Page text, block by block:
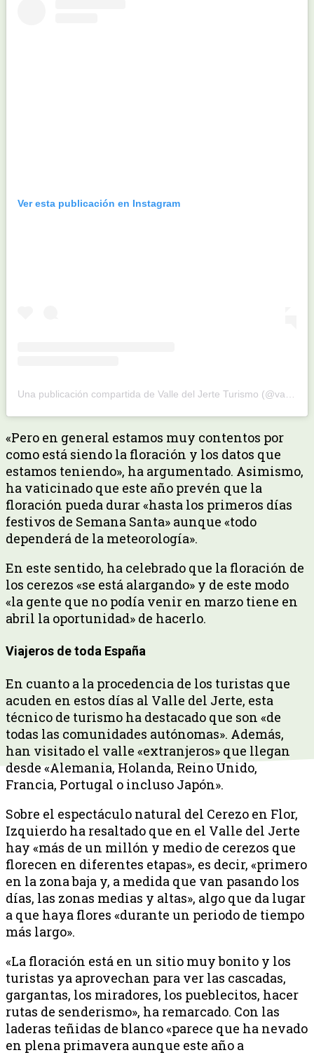
Ver esta publicación en Instagram
Una publicación compartida de Valle del Jerte Turismo (@valledeljerte_turismo)
«Pero en general estamos muy contentos por
como está siendo la floración y los datos que
estamos teniendo», ha argumentado. Asimismo,
ha vaticinado que este año prevén que la
floración pueda durar «hasta los primeros días
festivos de Semana Santa» aunque «todo
dependerá de la meteorología».
En este sentido, ha celebrado que la floración de
los cerezos «se está alargando» y de este modo
«la gente que no podía venir en marzo tiene en
abril la oportunidad» de hacerlo.
Viajeros de toda España
En cuanto a la procedencia de los turistas que
acuden en estos días al Valle del Jerte, esta
técnico de turismo ha destacado que son «de
todas las comunidades autónomas». Además,
han visitado el valle «extranjeros» que llegan
desde «Alemania, Holanda, Reino Unido,
Francia, Portugal o incluso Japón».
Sobre el espectáculo natural del Cerezo en Flor,
Izquierdo ha resaltado que en el Valle del Jerte
hay «más de un millón y medio de cerezos que
florecen en diferentes etapas», es decir, «primero
en la zona baja y, a medida que van pasando los
días, las zonas medias y altas», algo que da lugar
a que haya flores «durante un periodo de tiempo
más largo».
«La floración está en un sitio muy bonito y los
turistas ya aprovechan para ver las cascadas,
gargantas, los miradores, los pueblecitos, hacer
rutas de senderismo», ha remarcado. Con las
laderas teñidas de blanco «parece que ha nevado
en plena primavera aunque este año a